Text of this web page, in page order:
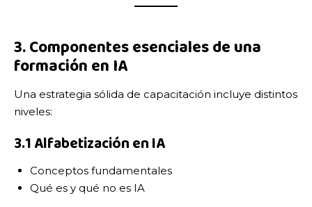
3. Componentes esenciales de una
formación en IA
Una estrategia sólida de capacitación incluye distintos
niveles:
3.1 Alfabetización en IA
Conceptos fundamentales
Qué es y qué no es IA